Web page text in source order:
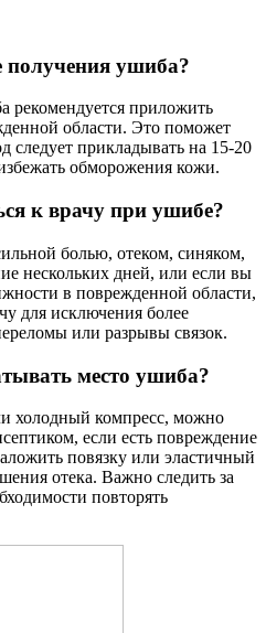
получения ушиба?
рекомендуется приложить
области. Это поможет
следует прикладывать на 15-20
обморожения кожи.
к врачу при ушибе?
болью, отеком, синяком,
нескольких дней, или если вы
в поврежденной области,
для исключения более
или разрывы связок.
место ушиба?
холодный компресс, можно
если есть повреждение
повязку или эластичный
отека. Важно следить за
повторять